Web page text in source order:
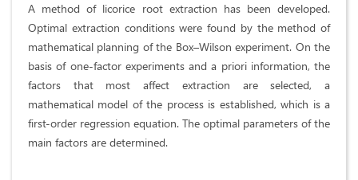
A method of licorice root extraction has been developed.
Optimal extraction conditions were found by the method of
mathematical planning of the Box–Wilson experiment. On the
basis of one-factor experiments and a priori information, the
factors that most affect extraction are selected, a
mathematical model of the process is established, which is a
first-order regression equation. The optimal parameters of the
main factors are determined.